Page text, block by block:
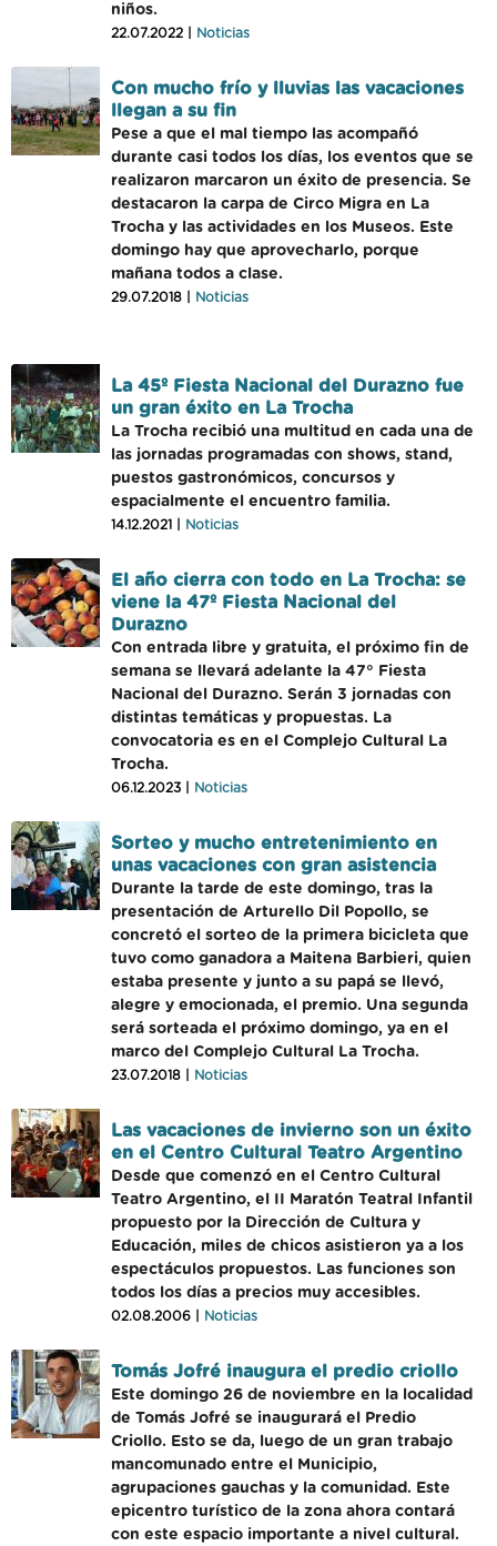
niños.
22.07.2022 | Noticias
Con mucho frío y lluvias las vacaciones
llegan a su fin
Pese a que el mal tiempo las acompañó
durante casi todos los días, los eventos que se
realizaron marcaron un éxito de presencia. Se
destacaron la carpa de Circo Migra en La
Trocha y las actividades en los Museos. Este
domingo hay que aprovecharlo, porque
mañana todos a clase.
29.07.2018 | Noticias
La 45º Fiesta Nacional del Durazno fue
un gran éxito en La Trocha
La Trocha recibió una multitud en cada una de
las jornadas programadas con shows, stand,
puestos gastronómicos, concursos y
espacialmente el encuentro familia.
14.12.2021 | Noticias
El año cierra con todo en La Trocha: se
viene la 47º Fiesta Nacional del
Durazno
Con entrada libre y gratuita, el próximo fin de
semana se llevará adelante la 47° Fiesta
Nacional del Durazno. Serán 3 jornadas con
distintas temáticas y propuestas. La
convocatoria es en el Complejo Cultural La
Trocha.
06.12.2023 | Noticias
Sorteo y mucho entretenimiento en
unas vacaciones con gran asistencia
Durante la tarde de este domingo, tras la
presentación de Arturello Dil Popollo, se
concretó el sorteo de la primera bicicleta que
tuvo como ganadora a Maitena Barbieri, quien
estaba presente y junto a su papá se llevó,
alegre y emocionada, el premio. Una segunda
será sorteada el próximo domingo, ya en el
marco del Complejo Cultural La Trocha.
23.07.2018 | Noticias
Las vacaciones de invierno son un éxito
en el Centro Cultural Teatro Argentino
Desde que comenzó en el Centro Cultural
Teatro Argentino, el II Maratón Teatral Infantil
propuesto por la Dirección de Cultura y
Educación, miles de chicos asistieron ya a los
espectáculos propuestos. Las funciones son
todos los días a precios muy accesibles.
02.08.2006 | Noticias
Tomás Jofré inaugura el predio criollo
Este domingo 26 de noviembre en la localidad
de Tomás Jofré se inaugurará el Predio
Criollo. Esto se da, luego de un gran trabajo
mancomunado entre el Municipio,
agrupaciones gauchas y la comunidad. Este
epicentro turístico de la zona ahora contará
con este espacio importante a nivel cultural.